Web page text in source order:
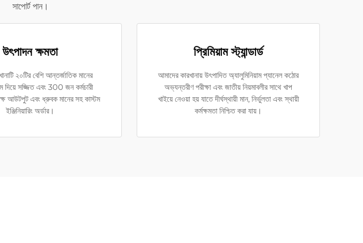
সাপোর্ট পান।
উৎপাদন ক্ষমতা
২০টির বেশি আন্তর্জাতিক মানের
দিয়ে সজ্জিত এবং 300 জন কর্মচারী
আউটপুট এবং ধ্রুবক মানের সহ কাস্টম
ইঞ্জিনিয়ারিং অর্ডার।
প্রিমিয়াম স্ট্যান্ডার্ড
আমাদের কারখানায় উৎপাদিত অ্যালুমিনিয়াম প্যানেল কঠোর
অভ্যন্তরীণ পরীক্ষা এবং জাতীয় নিয়মাবলীর সাথে খাপ
খাইয়ে নেওয়া হয় যাতে দীর্ঘস্থায়ী মান, নির্ভুলতা এবং স্থায়ী
কর্মক্ষমতা নিশ্চিত করা যায়।